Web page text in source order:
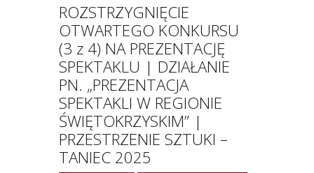
ROZSTRZYGNIĘCIE
OTWARTEGO KONKURSU
(3 z 4) NA PREZENTACJĘ
SPEKTAKLU | DZIAŁANIE
PN. „PREZENTACJA
SPEKTAKLI W REGIONIE
ŚWIĘTOKRZYSKIM” |
PRZESTRZENIE SZTUKI –
TANIEC 2025